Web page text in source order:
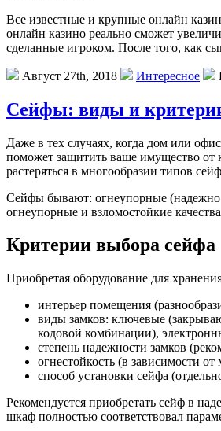
Все известные и крупные онлайн
онлайн казино реально сможет
сделанные игроком. После того, как
Август 27th, 2018 Интересное
Сейфы: виды и
Дaжe в тex случаях, когда дом или
поможет защитить ваше имущество
растеряться в многообразии типов
Сейфы бывают: огнеупорные (надежно
огнеупорные и взломостойкие
Критерии выбора сейфа
Приобретая оборудование для
интерьер помещения
виды замков: ключевые
кодовой комбинации),
степень надежности замков
огнестойкость (в зависимости
способ установки сейфа
Рекомендуется приобретать сейф в
шкаф полностью соответствовал